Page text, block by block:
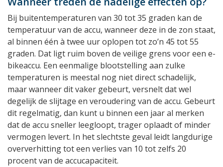
Bij buitentemperaturen van 30 tot 35 graden kan de
temperatuur van de accu, wanneer deze in de zon staat,
al binnen één à twee uur oplopen tot zo’n 45 tot 55
graden. Dat ligt ruim boven de veilige grens voor een e-
bikeaccu. Een eenmalige blootstelling aan zulke
temperaturen is meestal nog niet direct schadelijk,
maar wanneer dit vaker gebeurt, versnelt dat wel
degelijk de slijtage en veroudering van de accu. Gebeurt
dit regelmatig, dan kunt u binnen een jaar al merken
dat de accu sneller leegloopt, trager oplaadt of minder
vermogen levert. In het slechtste geval leidt langdurige
oververhitting tot een verlies van 10 tot zelfs 20
procent van de accucapaciteit.